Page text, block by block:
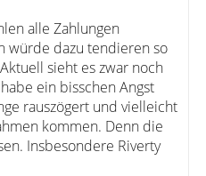
alle Zahlungen
würde dazu tendieren so
sieht es zwar noch
ein bisschen Angst
rauszögert und vielleicht
kommen. Denn die
Insbesondere Riverty